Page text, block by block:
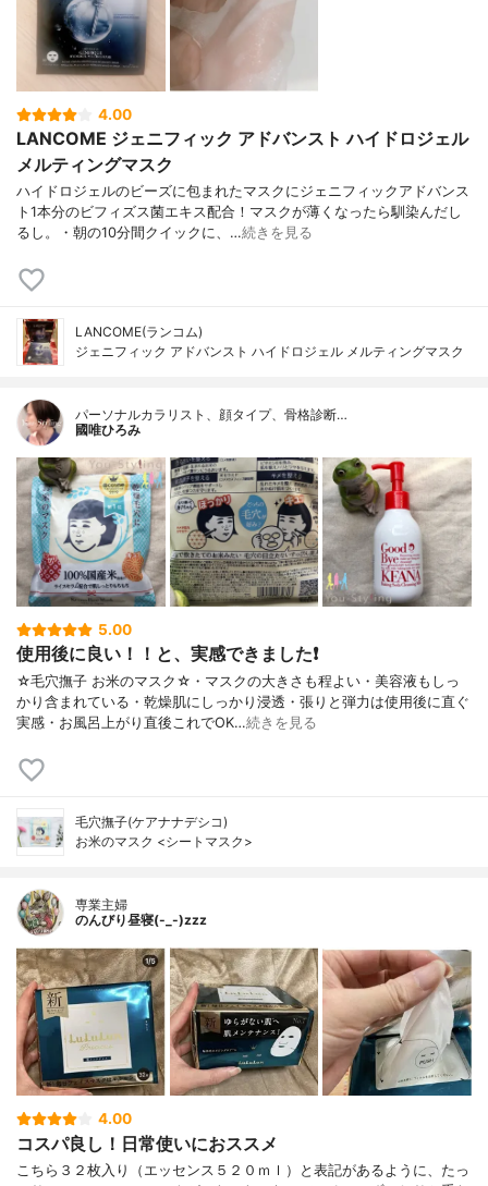
4.00
LANCOME ジェニフィック アドバンスト ハイドロジェル
メルティングマスク
ハイドロジェルのビーズに包まれたマスクにジェニフィックアドバンス
ト1本分のビフィズス菌エキス配合！マスクが薄くなったら馴染んだし
るし。・朝の10分間クイックに、…続きを見る
LANCOME(ランコム)
ジェニフィック アドバンスト ハイドロジェル メルティングマスク
パーソナルカラリスト、顔タイプ、骨格診断…
國唯ひろみ
5.00
使用後に良い！！と、実感できました❗
☆毛穴撫子 お米のマスク☆・マスクの大きさも程よい・美容液もしっ
かり含まれている・乾燥肌にしっかり浸透・張りと弾力は使用後に直ぐ
実感・お風呂上がり直後これでOK…続きを見る
毛穴撫子(ケアナナデシコ)
お米のマスク <シートマスク>
専業主婦
のんびり昼寝(-_-)zzz
4.00
コスパ良し！日常使いにおススメ
こちら３２枚入り（エッセンス５２０ｍｌ）と表記があるように、たっ